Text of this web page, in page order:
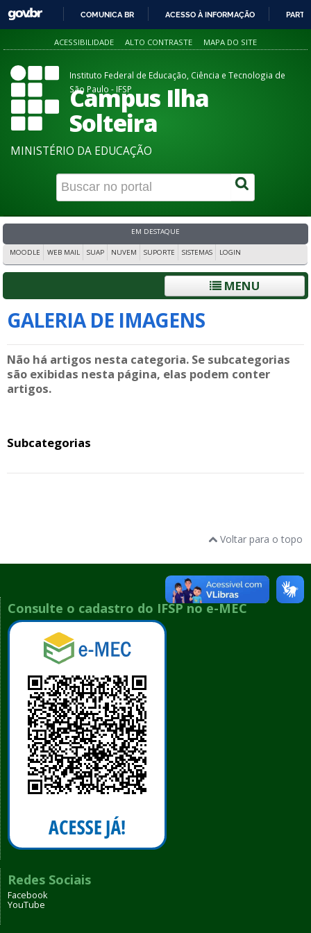
PARA
CONTEÚDO
COMUNICA BR ACESSO À INFORMAÇÃO
ACESSIBILIDADE ALTO CONTRASTE MAPA DO SITE
Instituto Federal de Educação, Ciência e Tecnologia de
São Paulo - IFSP
Campus Ilha
Solteira
MINISTÉRIO DA EDUCAÇÃO
EM DESTAQUE
MOODLE WEB MAIL SUAP NUVEM SUPORTE SISTEMAS LOGIN
MENU
GALERIA DE IMAGENS
Não há artigos nesta categoria. Se subcategorias
são exibidas nesta página, elas podem conter
artigos.
Subcategorias
Voltar para o topo
Consulte o cadastro do IFSP no e-MEC
Redes Sociais
Facebook
YouTube